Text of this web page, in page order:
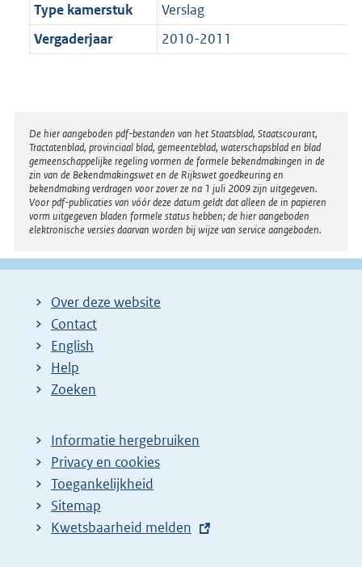
Type kamerstuk
Verslag
Vergaderjaar
2010-2011
Disclaimer
De hier aangeboden pdf-bestanden van het Staatsblad, Staatscourant,
Tractatenblad, provinciaal blad, gemeenteblad, waterschapsblad en blad
gemeenschappelijke regeling vormen de formele bekendmakingen in de
zin van de Bekendmakingswet en de Rijkswet goedkeuring en
bekendmaking verdragen voor zover ze na 1 juli 2009 zijn uitgegeven.
Voor pdf-publicaties van vóór deze datum geldt dat alleen de in papieren
vorm uitgegeven bladen formele status hebben; de hier aangeboden
elektronische versies daarvan worden bij wijze van service aangeboden.
Over deze website
Contact
English
Help
Zoeken
Informatie hergebruiken
Privacy en cookies
Toegankelijkheid
Sitemap
E
Kwetsbaarheid melden